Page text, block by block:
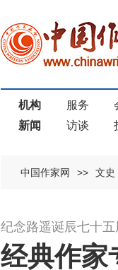
机构 服务
新闻
访谈
中国作家网 >> 文史
纪念路遥诞辰七十五
经典作